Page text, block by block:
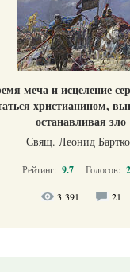
меча и исцеление
христианином,
останавливая зло
Свящ. Леонид
Рейтинг: 9.7 Голосов:
3 391 21